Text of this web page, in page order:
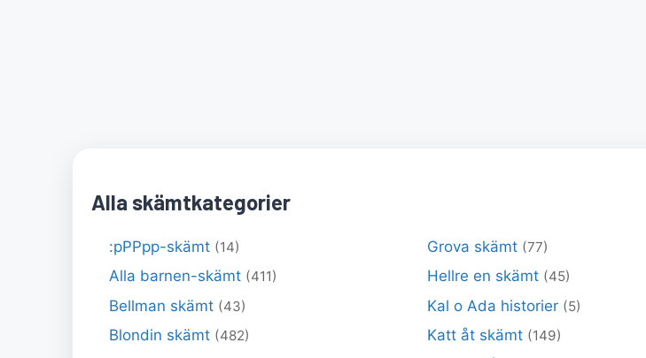
Alla skämtkategorier
:pPPpp-skämt (14)
Alla barnen-skämt (411)
Bellman skämt (43)
Blondin skämt (482)
Grova skämt (77)
Hellre en skämt (45)
Kal o Ada historier (5)
Katt åt skämt (149)